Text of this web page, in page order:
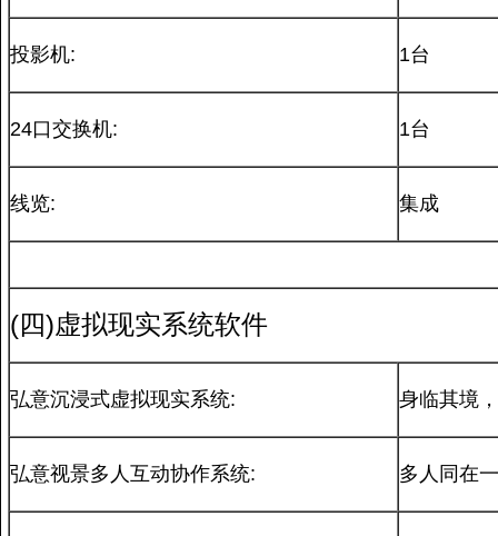
投影机: 1台
24口交换机: 1台
线览: 集成
(四)虚拟现实系统软件
弘意沉浸式虚拟现实系统: 身临其境
弘意视景多人互动协作系统: 多人同在